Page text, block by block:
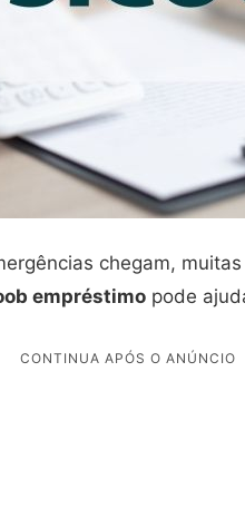
chegam,
empréstimo pode